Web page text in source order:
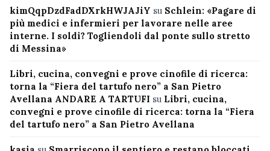
kimQqpDzdFadDXrkHWJAJiY su Schlein: «Pagare di
più medici e infermieri per lavorare nelle aree
interne. I soldi? Togliendoli dal ponte sullo stretto
di Messina»
Libri, cucina, convegni e prove cinofile di ricerca:
torna la “Fiera del tartufo nero” a San Pietro
Avellana ANDARE A TARTUFI su Libri, cucina,
convegni e prove cinofile di ricerca: torna la “Fiera
del tartufo nero” a San Pietro Avellana